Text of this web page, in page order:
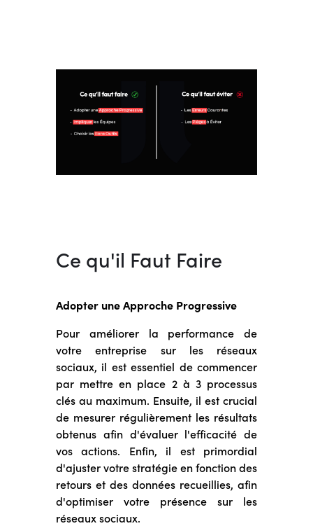
Ce qu'il Faut Faire
Adopter une Approche Progressive
Pour améliorer la performance de
votre entreprise sur les réseaux
sociaux, il est essentiel de commencer
par mettre en place 2 à 3 processus
clés au maximum. Ensuite, il est crucial
de mesurer régulièrement les résultats
obtenus afin d'évaluer l'efficacité de
vos actions. Enfin, il est primordial
d'ajuster votre stratégie en fonction des
retours et des données recueillies, afin
d'optimiser votre présence sur les
réseaux sociaux.